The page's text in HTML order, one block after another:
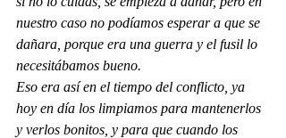
nuestro caso no podíamos esperar a que se
dañara, porque era una guerra y el fusil lo
necesitábamos bueno.
Eso era así en el tiempo del conflicto, ya
hoy en día los limpiamos para mantenerlos
y verlos bonitos, y para que cuando los